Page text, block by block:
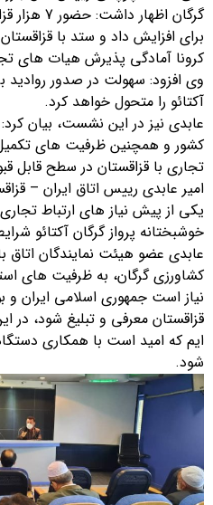
گرگان
برای افزایش داد و ستد با
کرونا آمادگی پذیرش هیات های
وی افزود: سهولت در صدور روادید
آکتائو را متحول خواهد کرد.
عابدی نیز در این نشست، بیان
کشور و همچنین ظرفیت های تکمیل
تجاری با قزاقستان در سطح قابل
امیر عابدی رییس اتاق ایران –
یکی از پیش نیاز های ارتباط
خوشبختانه پرواز گرگان آکتائو
عابدی عضو هیئت نمایندگان اتاق
کشاورزی گرگان، به ظرفیت های
نیاز است جمهوری اسلامی ایران و
قزاقستان معرفی و تبلیغ شود، در
ایم که امید است با همکاری
شود.